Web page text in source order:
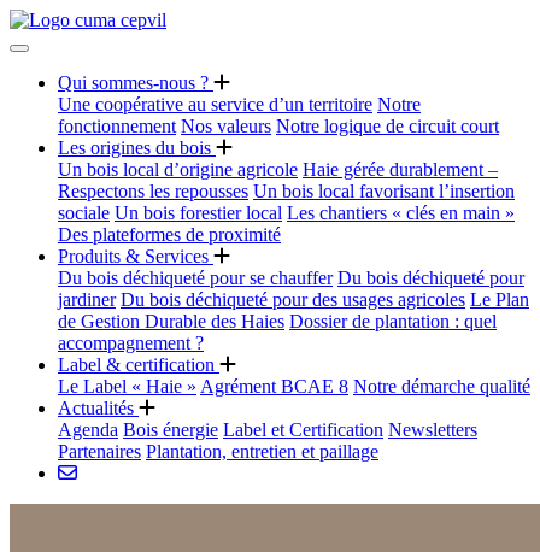
Qui sommes-nous ?
Une coopérative au service d’un territoire Notre
fonctionnement Nos valeurs Notre logique de circuit court
Les origines du bois
Un bois local d’origine agricole Haie gérée durablement –
Respectons les repousses Un bois local favorisant l’insertion
sociale Un bois forestier local Les chantiers « clés en main »
Des plateformes de proximité
Produits & Services
Du bois déchiqueté pour se chauffer Du bois déchiqueté pour
jardiner Du bois déchiqueté pour des usages agricoles Le Plan
de Gestion Durable des Haies Dossier de plantation : quel
accompagnement ?
Label & certification
Le Label « Haie » Agrément BCAE 8 Notre démarche qualité
Actualités
Agenda Bois énergie Label et Certification Newsletters
Partenaires Plantation, entretien et paillage